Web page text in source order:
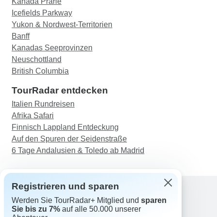
Icefields Parkway
Yukon & Nordwest-Territorien
Banff
Kanadas Seeprovinzen
Neuschottland
British Columbia
TourRadar entdecken
Italien Rundreisen
Afrika Safari
Finnisch Lappland Entdeckung
Auf den Spuren der Seidenstraße
6 Tage Andalusien & Toledo ab Madrid
Support
Registrieren und sparen
Werden Sie TourRadar+ Mitglied und sparen
Sie bis zu 7% auf alle 50.000 unserer